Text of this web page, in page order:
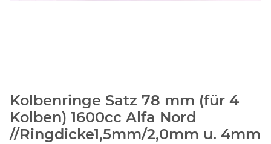
Kolbenringe Satz 78 mm (für 4
Kolben) 1600cc Alfa Nord
//Ringdicke1,5mm/2,0mm u. 4mm